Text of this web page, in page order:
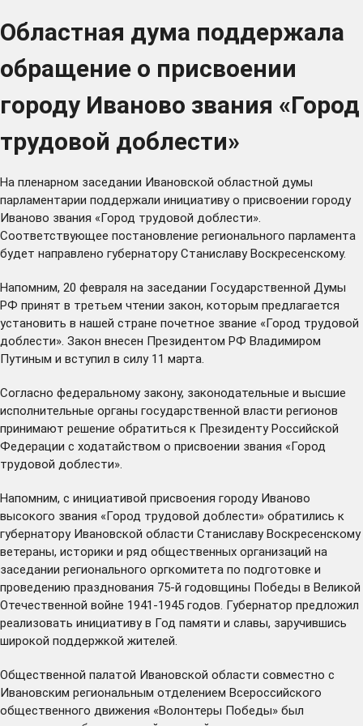
Областная дума поддержала
обращение о присвоении
городу Иваново звания «Город
трудовой доблести»
На пленарном заседании Ивановской областной думы
парламентарии поддержали инициативу о присвоении городу
Иваново звания «Город трудовой доблести».
Соответствующее постановление регионального парламента
будет направлено губернатору Станиславу Воскресенскому.
Напомним, 20 февраля на заседании Государственной Думы
РФ принят в третьем чтении закон, которым предлагается
установить в нашей стране почетное звание «Город трудовой
доблести». Закон внесен Президентом РФ Владимиром
Путиным и вступил в силу 11 марта.
Согласно федеральному закону, законодательные и высшие
исполнительные органы государственной власти регионов
принимают решение обратиться к Президенту Российской
Федерации с ходатайством о присвоении звания «Город
трудовой доблести».
Напомним, с инициативой присвоения городу Иваново
высокого звания «Город трудовой доблести» обратились к
губернатору Ивановской области Станиславу Воскресенскому
ветераны, историки и ряд общественных организаций на
заседании регионального оргкомитета по подготовке и
проведению празднования 75-й годовщины Победы в Великой
Отечественной войне 1941-1945 годов. Губернатор предложил
реализовать инициативув Год памяти и славы, заручившись
широкой поддержкой жителей.
Общественной палатой Ивановской области совместно с
Ивановским региональным отделением Всероссийского
общественного движения «Волонтеры Победы» был